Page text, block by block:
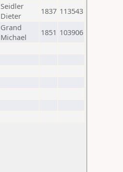
Seidler
Dieter
1837 113543
Grand
Michael
1851 103906